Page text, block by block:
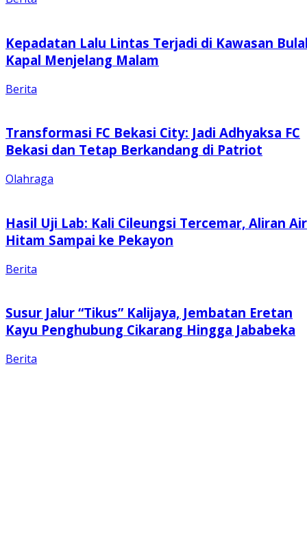
Kepadatan Lalu Lintas Terjadi di Kawasan
Kapal Menjelang Malam
Berita
Transformasi FC Bekasi City: Jadi Adhyaksa FC
Bekasi dan Tetap Berkandang di Patriot
Olahraga
Hasil Uji Lab: Kali Cileungsi Tercemar, Aliran Air
Hitam Sampai ke Pekayon
Berita
Susur Jalur “Tikus” Kalijaya, Jembatan Eretan
Kayu Penghubung Cikarang Hingga Jababeka
Berita